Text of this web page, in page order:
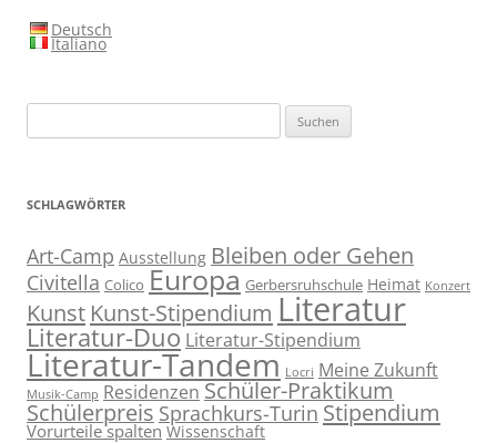
Deutsch
Italiano
nach:
SCHLAGWÖRTER
Art-Camp Ausstellung Bleiben oder Gehen
Civitella Colico Europa Gerbersruhschule Heimat Konzert
Kunst Kunst-Stipendium Literatur
Literatur-Duo Literatur-Stipendium
Literatur-Tandem Locri Meine Zukunft
Musik-Camp Residenzen Schüler-Praktikum
Schülerpreis Sprachkurs-Turin Stipendium
Vorurteile spalten Wissenschaft